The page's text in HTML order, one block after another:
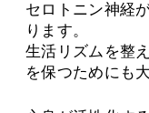
セロトニン神経
ります。
生活リズムを整
を保つためにも